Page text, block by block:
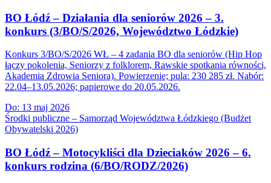
BO Łódź – Działania dla seniorów 2026 – 3.
konkurs (3/BO/S/2026, Województwo Łódzkie)
Konkurs 3/BO/S/2026 WŁ – 4 zadania BO dla seniorów (Hip Hop
łączy pokolenia, Seniorzy z folklorem, Rawskie spotkania równości,
Akademia Zdrowia Seniora). Powierzenie; pula: 230 285 zł. Nabór:
22.04–13.05.2026; papierowe do 20.05.2026.
Do: 13 maj 2026
Środki publiczne – Samorząd Województwa Łódzkiego (Budżet
Obywatelski 2026)
BO Łódź – Motocykliści dla Dzieciaków 2026 – 6.
konkurs rodzina (6/BO/RODZ/2026)